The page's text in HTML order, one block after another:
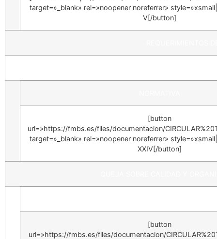
target=»_blank» rel=»noopener noreferrer»
V[/button]
[button
url=»https://fmbs.es/files/documentacion/
target=»_blank» rel=»noopener noreferrer»
XXIV[/button]
[button
url=»https://fmbs.es/files/documentacion/